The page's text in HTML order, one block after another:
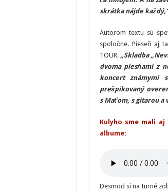
skrátka nájde
Autorom textu sú
spoločne. Pieseň aj
TOUR. „Skladba
dvoma piesňami z
koncert známymi
prešpikovaný
s Maťom, s gitarou a
Kulyho sme mali
albume:
Desmod si na turné